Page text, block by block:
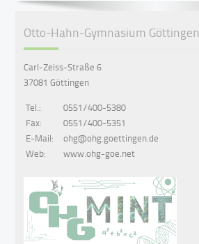
Otto-Hahn-Gymnasium Göttingen
Carl-Zeiss-Straße 6
37081 Göttingen
Tel.:
0551/400-5380
Fax:
0551/400-5351
E-Mail:
ohg@ohg.goettingen.de
Web:
www.ohg-goe.net